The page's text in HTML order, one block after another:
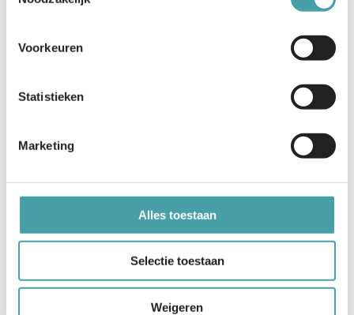
Voorkeuren
Statistieken
Marketing
Alles toestaan
Selectie toestaan
Weigeren
Adoptie scholen & keurmerk
Terug naar organogram